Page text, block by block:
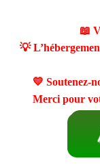
📖
💡
💛 Soutenez-
Merci pour